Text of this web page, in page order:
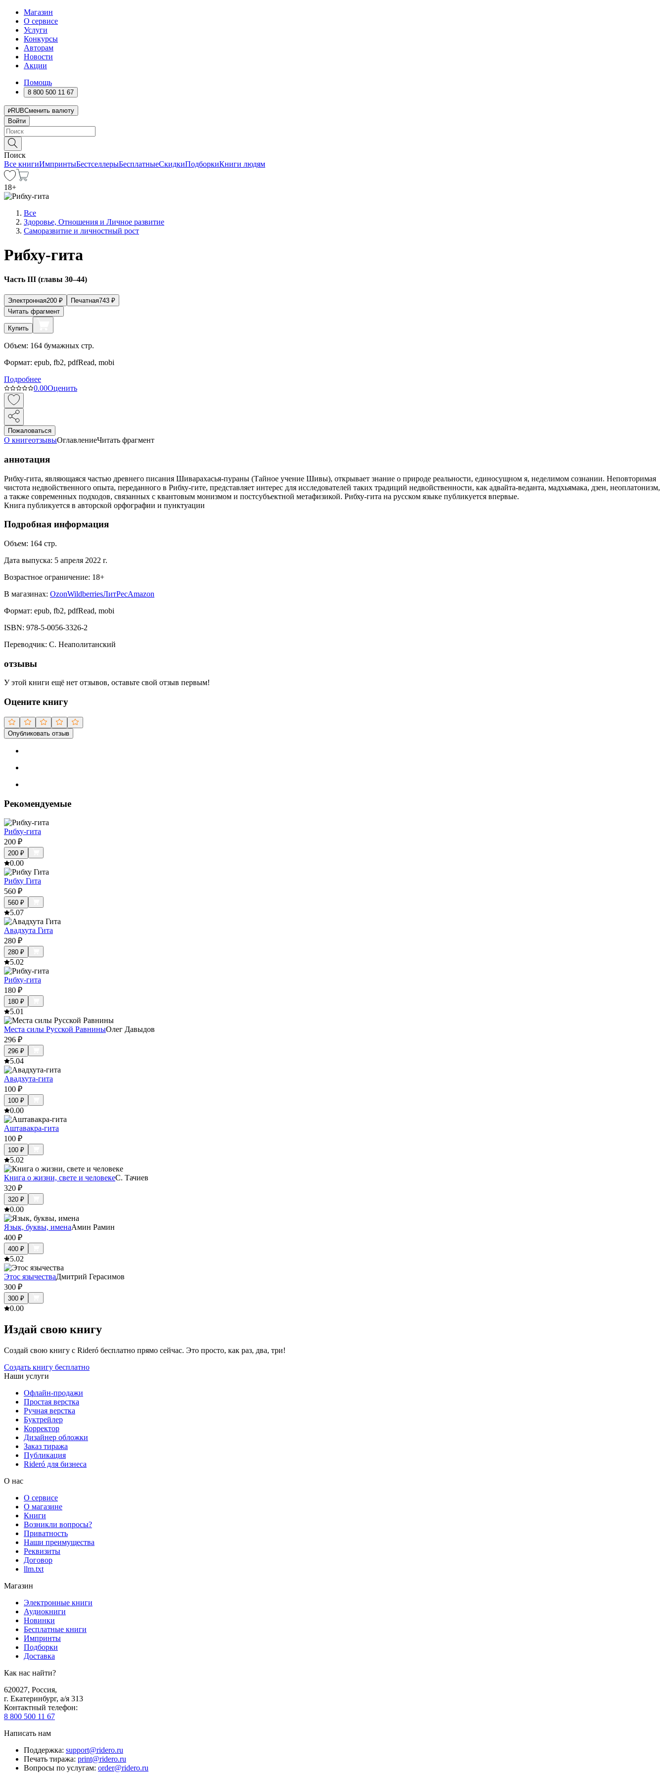
Магазин
О сервисе
Услуги
Конкурсы
Авторам
Новости
Акции
Помощь
8 800 500 11 67
RUBСменить валюту
Войти
Поиск
Все книгиИмпринтыБестселлерыБесплатныеСкидкиПодборкиКниги людям
18+
Все
Здоровье, Отношения и Личное развитие
Саморазвитие и личностный рост
Рибху-гита
Часть III (главы 30–44)
Электронная200 ₽ Печатная743 ₽
Читать фрагмент
Купить
Объем: 164 бумажных стр.
Формат: epub, fb2, pdfRead, mobi
Подробнее
0.00Оценить
Пожаловаться
О книгеотзывыОглавлениеЧитать фрагмент
аннотация
Рибху-гита, являющаяся частью древнего писания Шиварахасья-пураны (Тайное учение Шивы), открывает знание о природе реальности, единосущном я, неделимом сознании. Неповторимая
чистота недвойственного опыта, переданного в Рибху-гите, представляет интерес для исследователей таких традиций недвойственности, как адвайта-веданта, мадхьямака, дзен, неоплатонизм,
а также современных подходов, связанных с квантовым монизмом и постсубъектной метафизикой. Рибху-гита на русском языке публикуется впервые.
Книга публикуется в авторской орфографии и пунктуации
Подробная информация
Объем: 164 стр.
Дата выпуска: 5 апреля 2022 г.
Возрастное ограничение: 18+
В магазинах: OzonWildberriesЛитРесAmazon
Формат: epub, fb2, pdfRead, mobi
ISBN: 978-5-0056-3326-2
Переводчик: С. Неаполитанский
отзывы
У этой книги ещё нет отзывов, оставьте свой отзыв первым!
Оцените книгу
Опубликовать отзыв
Рекомендуемые
Рибху-гита
200 ₽
200 ₽
0.00
Рибху Гита
560 ₽
560 ₽
5.07
Авадхута Гита
280 ₽
280 ₽
5.02
Рибху-гита
180 ₽
180 ₽
5.01
Места силы Русской РавниныОлег Давыдов
296 ₽
296 ₽
5.04
Авадхута-гита
100 ₽
100 ₽
0.00
Аштавакра-гита
100 ₽
100 ₽
5.02
Книга о жизни, свете и человекеС. Тачиев
320 ₽
320 ₽
0.00
Язык, буквы, именаАмин Рамин
400 ₽
400 ₽
5.02
Этос язычестваДмитрий Герасимов
300 ₽
300 ₽
0.00
Издай свою книгу
Создай свою книгу с Rideró бесплатно прямо сейчас. Это просто, как раз, два, три!
Создать книгу бесплатно
Наши услуги
Офлайн-продажи
Простая верстка
Ручная верстка
Буктрейлер
Корректор
Дизайнер обложки
Заказ тиража
Публикация
Rideró для бизнеса
О нас
О сервисе
О магазине
Книги
Возникли вопросы?
Приватность
Наши преимущества
Реквизиты
Договор
llm.txt
Магазин
Электронные книги
Аудиокниги
Новинки
Бесплатные книги
Импринты
Подборки
Доставка
Как нас найти?
620027, Россия,
г. Екатеринбург, а/я 313
Контактный телефон:
8 800 500 11 67
Написать нам
Поддержка: support@ridero.ru
Печать тиража: print@ridero.ru
Вопросы по услугам: order@ridero.ru